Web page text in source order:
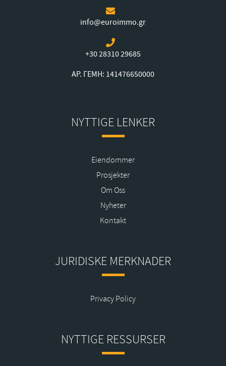
info@euroimmo.gr
+30 28310 29685
ΑΡ. ΓΕΜΗ: 141476650000
NYTTIGE LENKER
Eiendommer
Prosjekter
Om Oss
Nyheter
Kontakt
JURIDISKE MERKNADER
Privacy Policy
NYTTIGE RESSURSER